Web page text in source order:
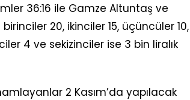
36:16 ile Gamze Altuntaş ve
20, ikinciler 15, üçüncüler 10,
4 ve sekizinciler ise 3 bin liralık
2 Kasım’da yapılacak